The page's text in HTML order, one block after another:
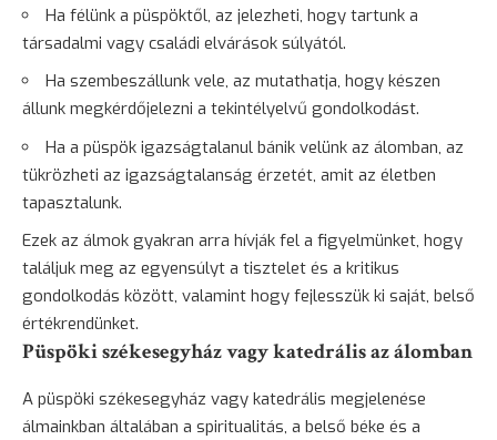
Ha félünk a püspöktől, az jelezheti, hogy tartunk a
társadalmi vagy családi elvárások súlyától.
Ha szembeszállunk vele, az mutathatja, hogy készen
állunk megkérdőjelezni a tekintélyelvű gondolkodást.
Ha a püspök igazságtalanul bánik velünk az álomban, az
tükrözheti az igazságtalanság érzetét, amit az életben
tapasztalunk.
Ezek az álmok gyakran arra hívják fel a figyelmünket, hogy
találjuk meg az egyensúlyt a tisztelet és a kritikus
gondolkodás között, valamint hogy fejlesszük ki saját, belső
értékrendünket.
Püspöki székesegyház vagy katedrális az álomban
A püspöki székesegyház vagy katedrális megjelenése
álmainkban általában a spiritualitás, a belső béke és a